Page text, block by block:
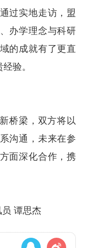
过实地走访，盟
办学理念与科研
的成就有了更直
验。
桥梁，双方将以
沟通，未来在参
面深化合作，携
谭思杰